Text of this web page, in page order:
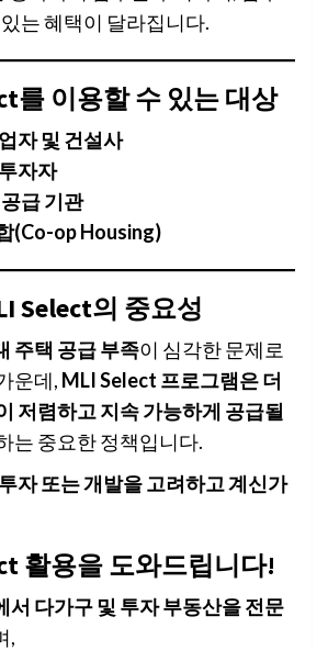
는 혜택이 달라집니다.
를 이용할 수 있는 대상
자 및 건설사
자자
급 기관
(Co-op Housing)
Select의 중요성
주택 공급 부족이 심각한 문제로
운데, MLI Select 프로그램은 더
저렴하고 지속 가능하게 공급될
는 중요한 정책입니다.
자 또는 개발을 고려하고 계신가
활용을 도와드립니다!
서 다가구 및 투자 부동산을 전문
,